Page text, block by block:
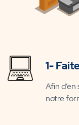
1-
Afin
notre